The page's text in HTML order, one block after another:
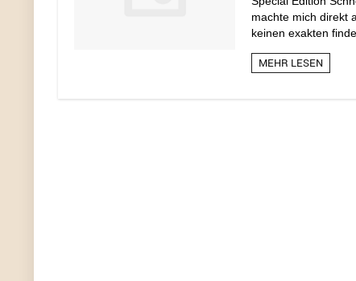
machte mich direkt
keinen exakten
MEHR LESEN